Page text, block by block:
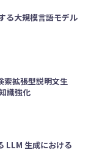
大規模言語モデル
索拡張型説明文生
識強化
LLM 生成における